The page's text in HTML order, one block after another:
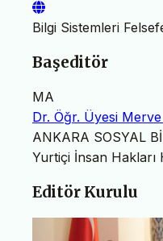
Bilgi Sistemleri
Başeditör
MA
Dr. Öğr. Üyesi
ANKARA SOSYAL
Yurtiçi İnsan
Editör Kurulu